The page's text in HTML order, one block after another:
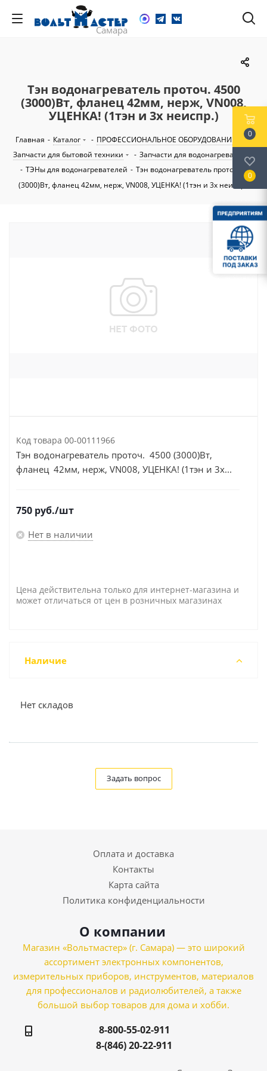
Тэн водонагреватель проточ. 4500
(3000)Вт, фланец 42мм, нерж, VN008,
УЦЕНКА! (1тэн и 3х неиспр.)
Главная - Каталог - ПРОФЕССИОНАЛЬНОЕ ОБОРУДОВАНИЕ
-
Запчасти для бытовой техники
- Запчасти для водонагревателей
- ТЭНы для водонагревателей - Тэн водонагреватель проточ. 4500
(3000)Вт, фланец 42мм, нерж, VN008, УЦЕНКА! (1тэн и 3х неиспр.)
Код товара 00-00111966
Тэн водонагреватель проточ. 4500 (3000)Вт,
фланец 42мм, нерж, VN008, УЦЕНКА! (1тэн и 3х...
750 руб./шт
Нет в наличии
Цена действительна только для интернет-магазина и
может отличаться от цен в розничных магазинах
Наличие
Нет складов
Задать вопрос
Оплата и доставка
Контакты
Карта сайта
Политика конфиденциальности
О компании
Магазин «Вольтмастер» (г. Самара) — это широкий
ассортимент электронных компонентов,
измерительных приборов, инструментов, материалов
для профессионалов и радиолюбителей, а также
большой выбор товаров для дома и хобби.
8-800-55-02-911
8-(846) 20-22-911
0
0